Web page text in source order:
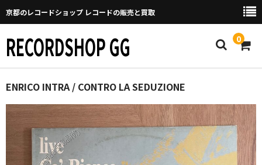
京都のレコードショップ レコードの販売と買取
RECORDSHOP GG 0
Home
マイページ
GGについて
買取について
ENRICO INTRA / CONTRO LA SEDUZIONE